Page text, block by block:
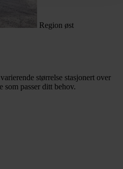
Region øst
størrelse stasjonert over
som passer ditt behov.